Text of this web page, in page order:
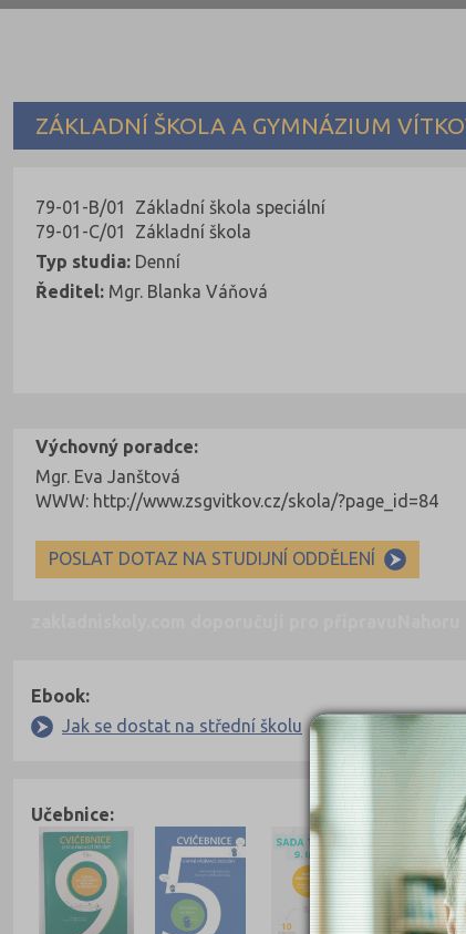
ZÁKLADNÍ ŠKOLA A GYMNÁZIUM
79-01-B/01 Základní škola speciální
79-01-C/01 Základní škola
Typ studia: Denní
Ředitel: Mgr. Blanka Váňová
Výchovný poradce:
Mgr. Eva Janštová
WWW: http://www.zsgvitkov.cz/skola/?page_id=84
POSLAT DOTAZ NA STUDIJNÍ ODDĚLENÍ
Ebook:
Jak se dostat na střední školu
Učebnice: